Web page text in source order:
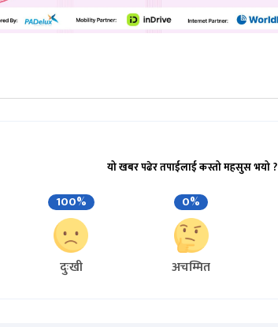
यो खबर पढेर तपाईलाई कस्तो महसुस भयो ?
100%
दुःखी
0%
अचम्मित